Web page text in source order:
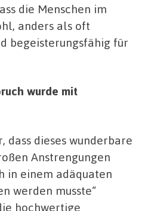
die Menschen im
anders als oft
begeisterungsfähig für
wurde mit
dass dieses wunderbare
Anstrengungen
in einem adäquaten
werden musste“
hochwertige